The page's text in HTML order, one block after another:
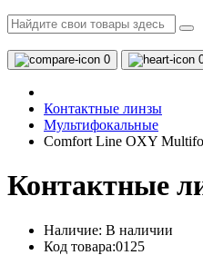
0
Контактные линзы
Мультифокальные
Comfort Line OXY
Контактные
Наличие: В наличии
Код товара:0125